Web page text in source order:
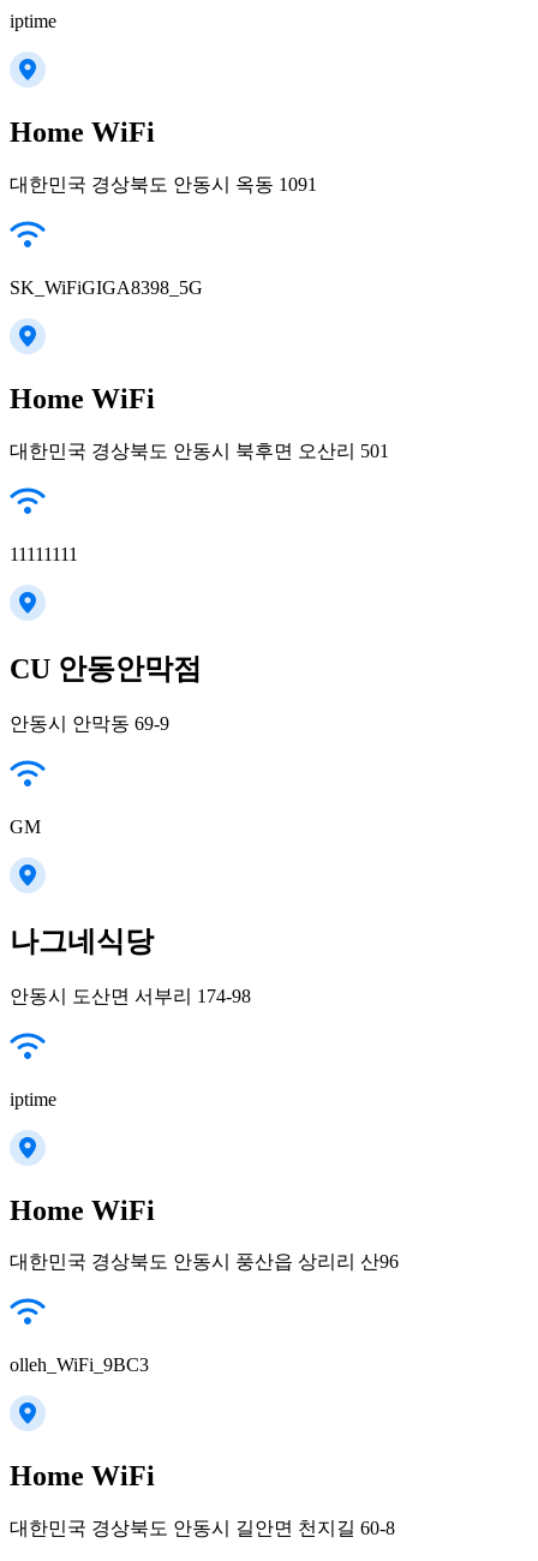
iptime
Home WiFi
대한민국 경상북도 안동시 옥동 1091
SK_WiFiGIGA8398_5G
Home WiFi
대한민국 경상북도 안동시 북후면 오산리 501
11111111
CU 안동안막점
안동시 안막동 69-9
GM
나그네식당
안동시 도산면 서부리 174-98
iptime
Home WiFi
대한민국 경상북도 안동시 풍산읍 상리리 산96
olleh_WiFi_9BC3
Home WiFi
대한민국 경상북도 안동시 길안면 천지길 60-8